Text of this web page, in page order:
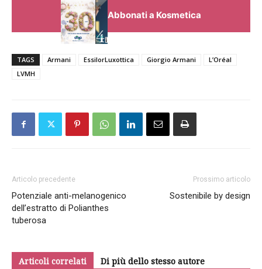
Abbonati a Kosmetica
TAGS Armani EssilorLuxottica Giorgio Armani
L’Oréal
LVMH
Articolo precedente
Potenziale anti-melanogenico
dell’estratto di Polianthes
tuberosa
Prossimo articolo
Sostenibile by design
Articoli correlati Di più dello stesso autore